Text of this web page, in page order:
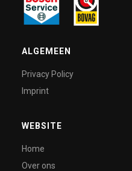
ALGEMEEN
Privacy Policy
Imprint
WEBSITE
Home
Over ons